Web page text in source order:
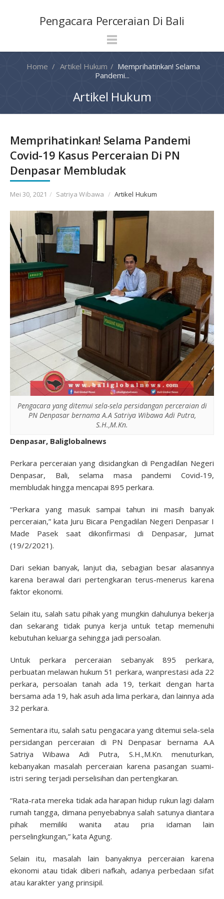
Pengacara Perceraian Di Bali
Home / Artikel Hukum / Memprihatinkan! Selama
Pandemi...
Artikel Hukum
Memprihatinkan! Selama Pandemi
Covid-19 Kasus Perceraian Di PN
Denpasar Membludak
Mei 30, 2021 / Satriya Wibawa / Artikel Hukum
Pengacara yang ditemui sela-sela persidangan perceraian di
PN Denpasar bernama A.A Satriya Wibawa Adi Putra,
S.H.,M.Kn.
Denpasar, Baliglobalnews
Perkara perceraian yang disidangkan di Pengadilan Negeri
Denpasar, Bali, selama masa pandemi Covid-19,
membludak hingga mencapai 895 perkara.
“Perkara yang masuk sampai tahun ini masih banyak
perceraian,” kata Juru Bicara Pengadilan Negeri Denpasar I
Made Pasek saat dikonfirmasi di Denpasar, Jumat
(19/2/2021).
Dari sekian banyak, lanjut dia, sebagian besar alasannya
karena berawal dari pertengkaran terus-menerus karena
faktor ekonomi.
Selain itu, salah satu pihak yang mungkin dahulunya bekerja
dan sekarang tidak punya kerja untuk tetap memenuhi
kebutuhan keluarga sehingga jadi persoalan.
Untuk perkara perceraian sebanyak 895 perkara,
perbuatan melawan hukum 51 perkara, wanprestasi ada 22
perkara, persoalan tanah ada 19, terkait dengan harta
bersama ada 19, hak asuh ada lima perkara, dan lainnya ada
32 perkara.
Sementara itu, salah satu pengacara yang ditemui sela-sela
persidangan perceraian di PN Denpasar bernama A.A
Satriya Wibawa Adi Putra, S.H.,M.Kn. menuturkan,
kebanyakan masalah perceraian karena pasangan suami-
istri sering terjadi perselisihan dan pertengkaran.
“Rata-rata mereka tidak ada harapan hidup rukun lagi dalam
rumah tangga, dimana penyebabnya salah satunya diantara
pihak memiliki wanita atau pria idaman lain
perselingkungan,” kata Agung.
Selain itu, masalah lain banyaknya perceraian karena
ekonomi atau tidak diberi nafkah, adanya perbedaan sifat
atau karakter yang prinsipil.